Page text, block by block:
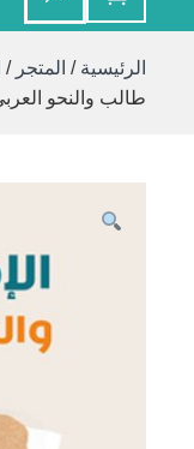
الرئيسية / المتجر /
طالب والنحو